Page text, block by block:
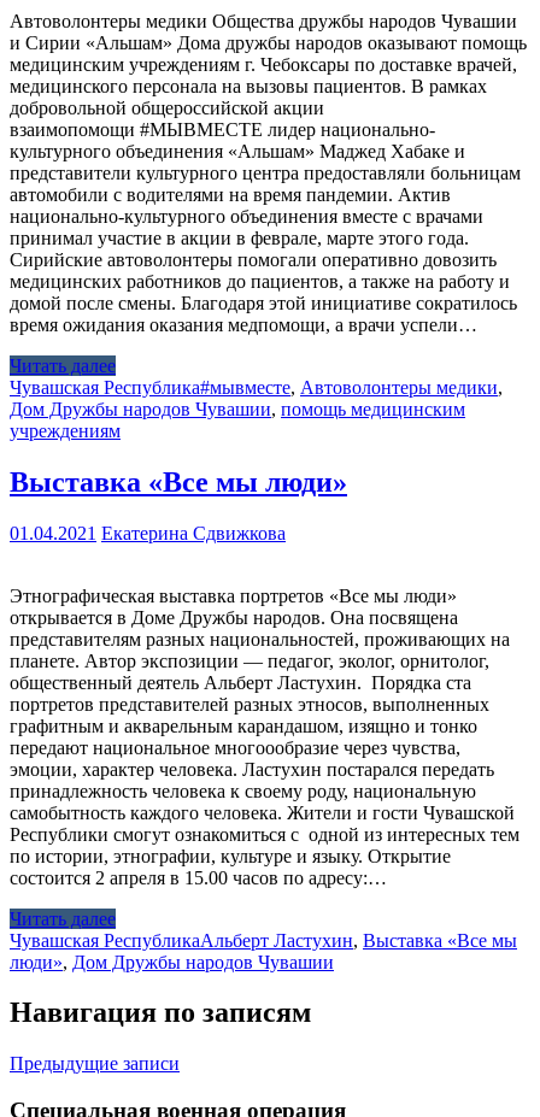
Автоволонтеры медики Общества дружбы народов Чувашии
и Сирии «Альшам» Дома дружбы народов оказывают помощь
медицинским учреждениям г. Чебоксары по доставке врачей,
медицинского персонала на вызовы пациентов. В рамках
добровольной общероссийской акции
взаимопомощи #МЫВМЕСТЕ лидер национально-
культурного объединения «Альшам» Маджед Хабаке и
представители культурного центра предоставляли больницам
автомобили с водителями на время пандемии. Актив
национально-культурного объединения вместе с врачами
принимал участие в акции в феврале, марте этого года.
Сирийские автоволонтеры помогали оперативно довозить
медицинских работников до пациентов, а также на работу и
домой после смены. Благодаря этой инициативе сократилось
время ожидания оказания медпомощи, а врачи успели…
Читать далее
Чувашская Республика#мывместе, Автоволонтеры медики,
Дом Дружбы народов Чувашии, помощь медицинским
учреждениям
Выставка «Все мы люди»
01.04.2021 Екатерина Сдвижкова
Этнографическая выставка портретов «Все мы люди»
открывается в Доме Дружбы народов. Она посвящена
представителям разных национальностей, проживающих на
планете. Автор экспозиции — педагог, эколог, орнитолог,
общественный деятель Альберт Ластухин. Порядка ста
портретов представителей разных этносов, выполненных
графитным и акварельным карандашом, изящно и тонко
передают национальное многоообразие через чувства,
эмоции, характер человека. Ластухин постарался передать
принадлежность человека к своему роду, национальную
самобытность каждого человека. Жители и гости Чувашской
Республики смогут ознакомиться с одной из интересных тем
по истории, этнографии, культуре и языку. Открытие
состоится 2 апреля в 15.00 часов по адресу:…
Читать далее
Чувашская РеспубликаАльберт Ластухин, Выставка «Все мы
люди», Дом Дружбы народов Чувашии
Навигация по записям
Предыдущие записи
Специальная военная операция